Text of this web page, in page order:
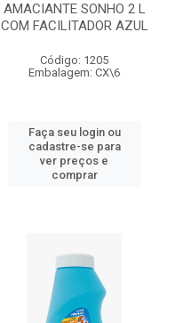
AMACIANTE SONHO 2 L
COM FACILITADOR AZUL
Código: 1205
Embalagem: CX\6
Faça seu login ou
cadastre-se para
ver preços e
comprar